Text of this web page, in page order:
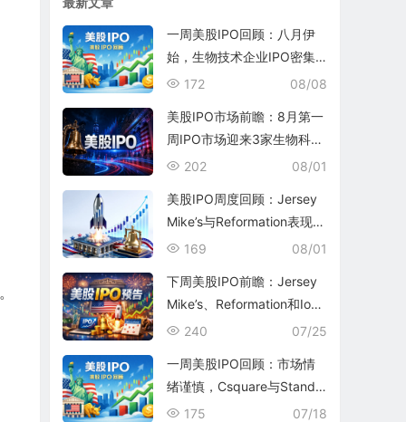
一周美股IPO回顾：八月伊
始，生物技术企业IPO密集
涌现
08/08
172
美股IPO市场前瞻：8月第一
周IPO市场迎来3家生物科技
公司和1家银行
08/01
202
美股IPO周度回顾：Jersey
Mike’s与Reformation表现平
平
08/01
169
下周美股IPO前瞻：Jersey
Mike’s、Reformation和Ioni
c Digital将为7月收官
07/25
240
一周美股IPO回顾：市场情
绪谨慎，Csquare与Standa
rd Nuclear表现均不尽如人
07/18
175